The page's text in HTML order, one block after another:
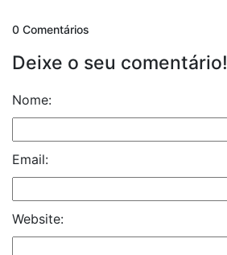
0 Comentários
Deixe o seu comentário!
Nome:
Email:
Website: